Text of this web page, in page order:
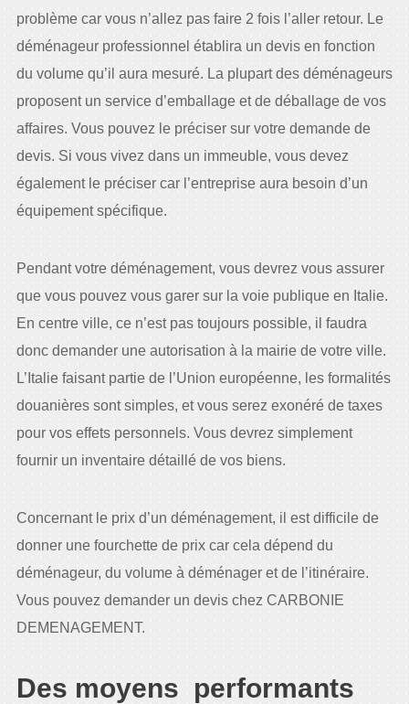
problème car vous n’allez pas faire 2 fois l’aller retour. Le
déménageur professionnel établira un devis en fonction
du volume qu’il aura mesuré. La plupart des déménageurs
proposent un service d’emballage et de déballage de vos
affaires. Vous pouvez le préciser sur votre demande de
devis. Si vous vivez dans un immeuble, vous devez
également le préciser car l’entreprise aura besoin d’un
équipement spécifique.
Pendant votre déménagement, vous devrez vous assurer
que vous pouvez vous garer sur la voie publique en Italie.
En centre ville, ce n’est pas toujours possible, il faudra
donc demander une autorisation à la mairie de votre ville.
L’Italie faisant partie de l’Union européenne, les formalités
douanières sont simples, et vous serez exonéré de taxes
pour vos effets personnels. Vous devrez simplement
fournir un inventaire détaillé de vos biens.
Concernant le prix d’un déménagement, il est difficile de
donner une fourchette de prix car cela dépend du
déménageur, du volume à déménager et de l’itinéraire.
Vous pouvez demander un devis chez CARBONIE
DEMENAGEMENT.
Des moyens performants